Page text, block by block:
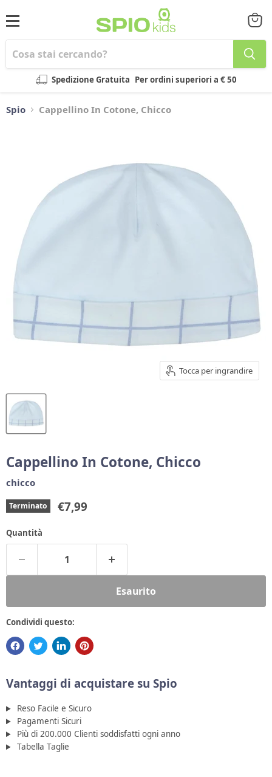
Menu
Spedizione Gratuita Per ordini superiori a € 50
il
Spio Cappellino In Cotone, Chicco
Tocca per ingrandire
Cappellino In Cotone, Chicco
chicco
Terminato Prezzo corrente
€7,99
Quantità
Esaurito
Condividi questo:
Vantaggi di acquistare su Spio
Reso Facile e Sicuro
Pagamenti Sicuri
Più di 200.000 Clienti soddisfatti ogni anno
Tabella Taglie